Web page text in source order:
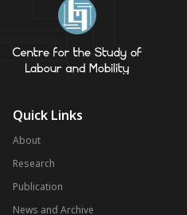
Quick Links
About
Research
Publication
News and Archive